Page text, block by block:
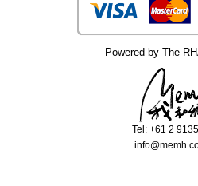
Powered by The
Tel: +61 2